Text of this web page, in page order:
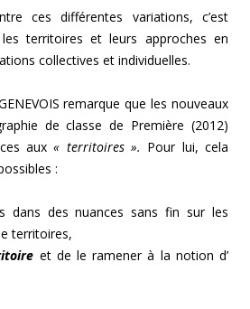
ces différentes variations, c’est
les territoires et leurs approches en
collectives et individuelles.
remarque que les nouveaux
de classe de Première (2012)
aux« territoires ». Pour lui, cela
:
dans des nuances sans fin sur les
territoires,
et de le ramener à la notion d’